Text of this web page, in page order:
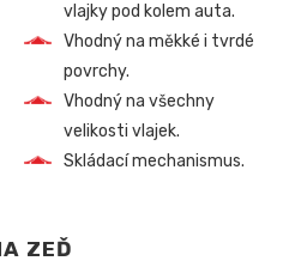
vlajky pod kolem auta.
Vhodný na měkké i tvrdé
povrchy.
Vhodný na všechny
velikosti vlajek.
Skládací mechanismus.
ZEĎ